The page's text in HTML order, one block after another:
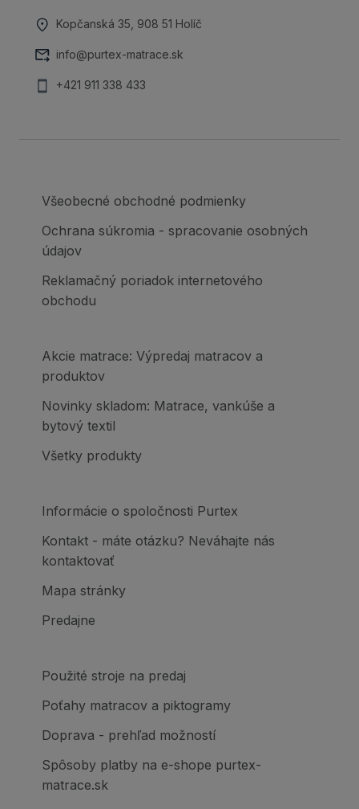
Kopčanská 35, 908 51 Holíč
info@purtex-matrace.sk
+421 911 338 433
Všeobecné obchodné podmienky
Ochrana súkromia - spracovanie osobných
údajov
Reklamačný poriadok internetového
obchodu
Akcie matrace: Výpredaj matracov a
produktov
Novinky skladom: Matrace, vankúše a
bytový textil
Všetky produkty
Informácie o spoločnosti Purtex
Kontakt - máte otázku? Neváhajte nás
kontaktovať
Mapa stránky
Predajne
Použité stroje na predaj
Poťahy matracov a piktogramy
Doprava - prehľad možností
Spôsoby platby na e-shope purtex-
matrace.sk